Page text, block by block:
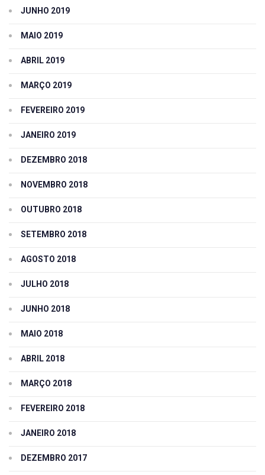
JUNHO 2019
MAIO 2019
ABRIL 2019
MARÇO 2019
FEVEREIRO 2019
JANEIRO 2019
DEZEMBRO 2018
NOVEMBRO 2018
OUTUBRO 2018
SETEMBRO 2018
AGOSTO 2018
JULHO 2018
JUNHO 2018
MAIO 2018
ABRIL 2018
MARÇO 2018
FEVEREIRO 2018
JANEIRO 2018
DEZEMBRO 2017